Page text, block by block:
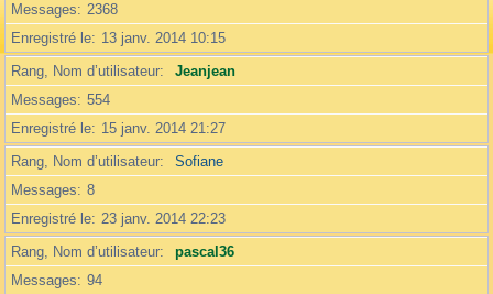
Messages
2368
Enregistré le
13 janv. 2014 10:15
Rang, Nom d’utilisateur
Jeanjean
Messages
554
Enregistré le
15 janv. 2014 21:27
Rang, Nom d’utilisateur
Sofiane
Messages
8
Enregistré le 23 janv. 2014 22:23
Rang, Nom d’utilisateur
pascal36
Messages
94